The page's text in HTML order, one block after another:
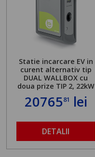
Statie incarcare EV in
curent alternativ tip
DUAL WALLBOX cu
doua prize TIP 2, 22kW
2076581 lei
DETALII